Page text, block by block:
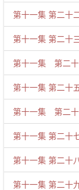
第十一集 第二十
第十一集 第二十
第十一集 第二
第十一集 第二十
第十一集 第二
第十一集 第二十
第十一集 第二十
第十一集 第二